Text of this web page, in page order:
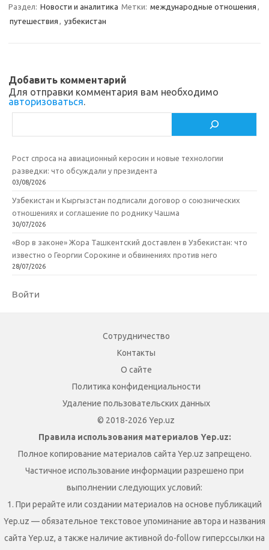
s
k
i
bр
т
ь
Раздел: Новости и аналитика Метки: международные отношения ,
путешествия , узбекистан
Добавить комментарий
Для отправки комментария вам необходимо
авторизоваться.
Рост спроса на авиационный керосин и новые технологии
разведки: что обсуждали у президента
03/08/2026
Узбекистан и Кыргызстан подписали договор о союзнических
отношениях и соглашение по роднику Чашма
30/07/2026
«Вор в законе» Жора Ташкентский доставлен в Узбекистан: что
известно о Георгии Сорокине и обвинениях против него
28/07/2026
Войти
Сотрудничество
Контакты
О сайте
Политика конфиденциальности
Удаление пользовательских данных
© 2018-2026 Yep.uz
Правила использования материалов Yep.uz:
Полное копирование материалов сайта Yep.uz запрещено.
Частичное использование информации разрешено при
выполнении следующих условий:
1. При рерайте или создании материалов на основе публикаций
Yep.uz — обязательное текстовое упоминание автора и названия
сайта Yep.uz, а также наличие активной do-follow гиперссылки на